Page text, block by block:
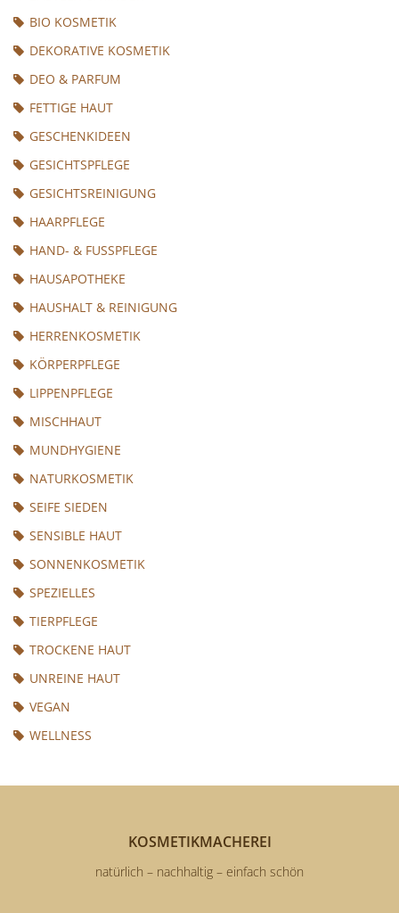
BIO KOSMETIK
DEKORATIVE KOSMETIK
DEO & PARFUM
FETTIGE HAUT
GESCHENKIDEEN
GESICHTSPFLEGE
GESICHTSREINIGUNG
HAARPFLEGE
HAND- & FUSSPFLEGE
HAUSAPOTHEKE
HAUSHALT & REINIGUNG
HERRENKOSMETIK
KÖRPERPFLEGE
LIPPENPFLEGE
MISCHHAUT
MUNDHYGIENE
NATURKOSMETIK
SEIFE SIEDEN
SENSIBLE HAUT
SONNENKOSMETIK
SPEZIELLES
TIERPFLEGE
TROCKENE HAUT
UNREINE HAUT
VEGAN
WELLNESS
KOSMETIKMACHEREI
natürlich – nachhaltig – einfach schön